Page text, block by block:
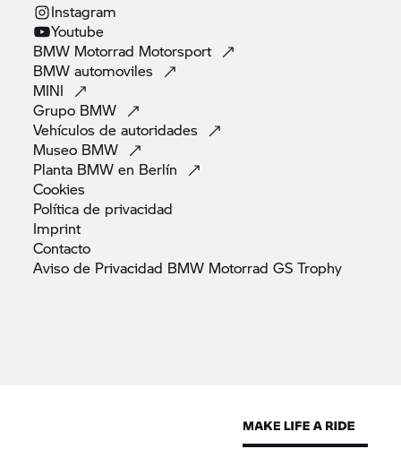
Instagram
Youtube
BMW Motorrad Motorsport
BMWautomoviles
MINI
Grupo BMW
Vehículos deautoridades
Museo BMW
Planta BMW en Berlín
Cookies
Política de privacidad
Imprint
Contacto
Aviso de Privacidad BMW Motorrad GSTrophy